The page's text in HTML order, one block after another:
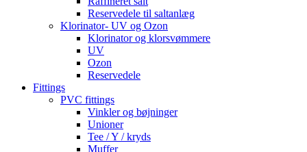
Reservedele til saltanlæg
Klorinator- UV og Ozon
Klorinator og klorsvømmere
UV
Ozon
Reservedele
Fittings
PVC fittings
Vinkler og bøjninger
Unioner
Tee / Y / kryds
Muffer